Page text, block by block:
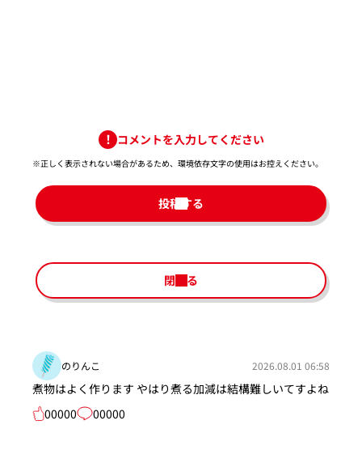
コメントを入力してください
※正しく表示されない場合があるため、環境依存文字の使用はお控えください。​
投稿する
閉じる
のりんこ 2026.08.01 06:58
煮物はよく作ります やはり煮る加減は結構難しいてすよね
00000
00000